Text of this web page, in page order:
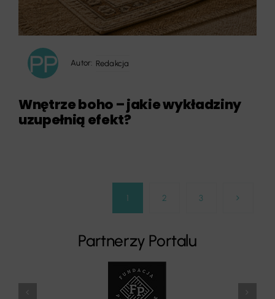
Autor: Redakcja
Wnętrze boho – jakie wykładziny
uzupełnią efekt?
1 2 3
Partnerzy Portalu